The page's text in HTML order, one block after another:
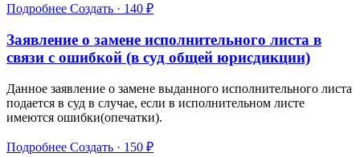
Подробнее Создать · 140 ₽
Заявление о замене исполнительного листа в
связи с ошибкой (в суд общей юрисдикции)
Данное заявление о замене выданного исполнительного листа
подается в суд в случае, если в исполнительном листе
имеются ошибки(опечатки).
Подробнее Создать · 150 ₽